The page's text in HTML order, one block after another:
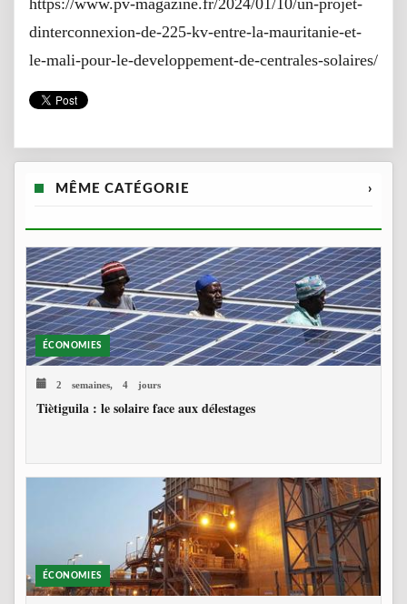
https://www.pv-magazine.fr/2024/01/10/un-projet-
dinterconnexion-de-225-kv-entre-la-mauritanie-et-
le-mali-pour-le-developpement-de-centrales-solaires/
MÊME CATÉGORIE ›
ÉCONOMIES
2 semaines, 4 jours
Tiètiguila : le solaire face aux délestages
ÉCONOMIES